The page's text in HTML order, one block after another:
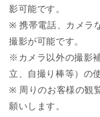
影可能です。
※ 携帯電話、カメラ
撮影が可能です。
※カメラ以外の撮影
立、自撮り棒等）の
※ 周りのお客様の観
願いします。